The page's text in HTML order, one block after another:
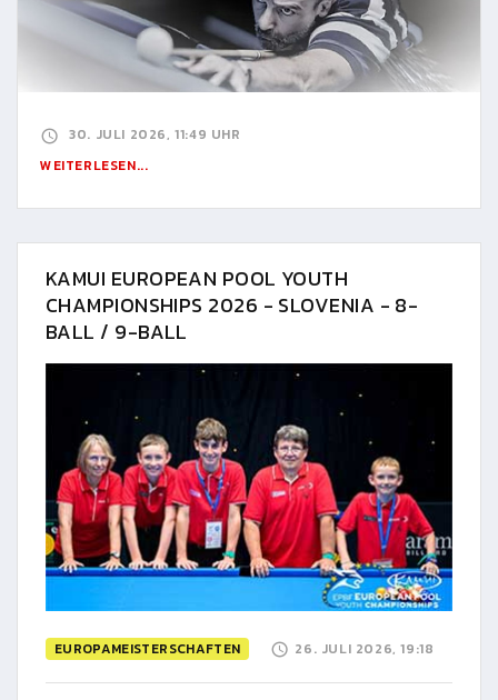
30. JULI 2026, 11:49 UHR
WEITERLESEN...
KAMUI EUROPEAN POOL YOUTH
CHAMPIONSHIPS 2026 - SLOVENIA - 8-
BALL / 9-BALL
EUROPAMEISTERSCHAFTEN 26. JULI 2026, 19:18